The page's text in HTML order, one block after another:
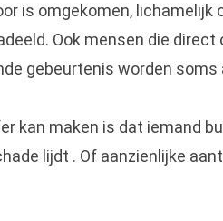
is omgekomen, lichamelijk
Ook mensen die
gebeurtenis worden
kan maken is dat iemand
lijdt . Of aanzienlijke